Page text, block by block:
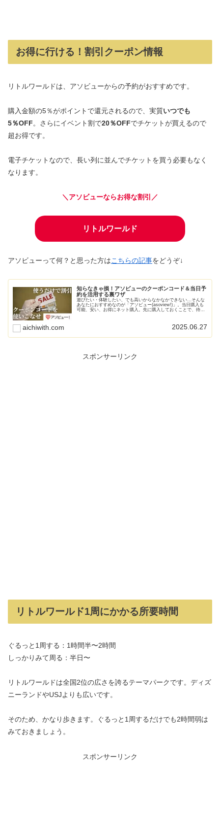
お得に行ける！割引クーポン情報
リトルワールドは、アソビューからの予約がおすすめです。
購入金額の5％がポイントで還元されるので、実質いつでも
5％OFF。さらにイベント割で20％OFFでチケットが買えるので
超お得です。
電子チケットなので、長い列に並んでチケットを買う必要もなく
なります。
＼アソビューならお得な割引／
リトルワールド
アソビューって何？と思った方はこちらの記事をどうぞ↓
知らなきゃ損！アソビューのクーポンコード＆当日予
約を活用する裏ワザ
遊びたい・体験したい、でも高いからなかなかできない…そんな
あなたにおすすめなのが「アソビュー(asoview!)」。当日購入も
可能、安い、お得にネット購入。先に購入しておくことで、待ち
aichiwith.com 2025.06.27
スポンサーリンク
リトルワールド1周にかかる所要時間
ぐるっと1周する：1時間半〜2時間
しっかりみて周る：半日〜
リトルワールドは全国2位の広さを誇るテーマパークです。ディズ
ニーランドやUSJよりも広いです。
そのため、かなり歩きます。ぐるっと1周するだけでも2時間弱は
みておきましょう。
スポンサーリンク